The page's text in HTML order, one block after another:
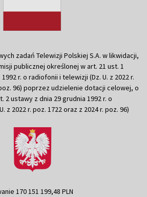
zadań Telewizji Polskiej S.A. w likwidacji,
publicznej określonej w art. 21 ust. 1
r. o radiofonii i telewizji (Dz. U. z 2022 r.
96) poprzez udzielenie dotacji celowej, o
2 ustawy z dnia 29 grudnia 1992 r. o
z 2022 r. poz. 1722 oraz z 2024 r. poz. 96)
170 151 199,48 PLN